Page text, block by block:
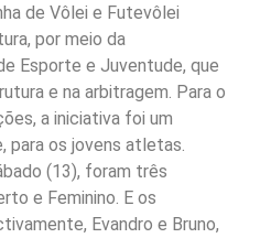
de Vôlei e Futevôlei
por meio da
Esporte e Juventude, que
e na arbitragem. Para o
a iniciativa foi um
para os jovens atletas.
(13), foram três
e Feminino. E os
Evandro e Bruno,